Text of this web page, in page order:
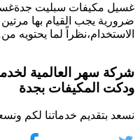
غسيل مكيفات سبليت
ضرورية يجب القيام بها
الاستخدام،نظراً لما يحتويه
شركة سهر العالمية
ودكت المكيفات بجدة
نسعد بتقديم خدماتنا لكم